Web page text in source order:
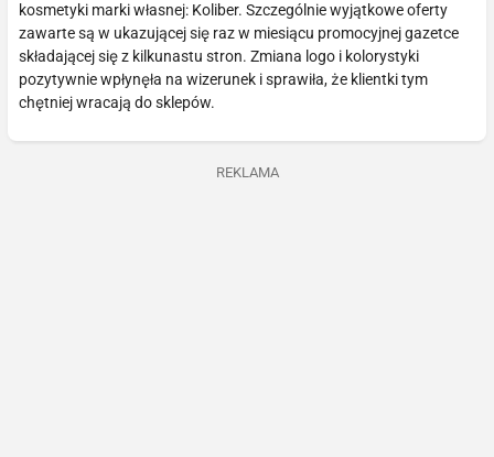
kosmetyki marki własnej: Koliber. Szczególnie wyjątkowe oferty
zawarte są w ukazującej się raz w miesiącu promocyjnej gazetce
składającej się z kilkunastu stron. Zmiana logo i kolorystyki
pozytywnie wpłynęła na wizerunek i sprawiła, że klientki tym
chętniej wracają do sklepów.
REKLAMA